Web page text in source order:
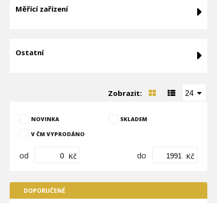
Měřící zařízení
Ostatní
Zobrazit: 24
NOVINKA SKLADEM
V ČM VYPRODÁNO
od Kč do Kč
DOPORUČENÉ